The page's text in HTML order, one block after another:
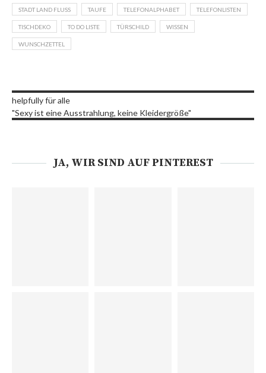
STADT LAND FLUSS TAUFE TELEFONALPHABET TELEFONLISTEN
TISCHDEKO TO DO LISTE TÜRSCHILD WISSEN
WUNSCHZETTEL
helpfully für alle
"Sexy ist eine Ausstrahlung, keine Kleidergröße"
JA, WIR SIND AUF PINTEREST